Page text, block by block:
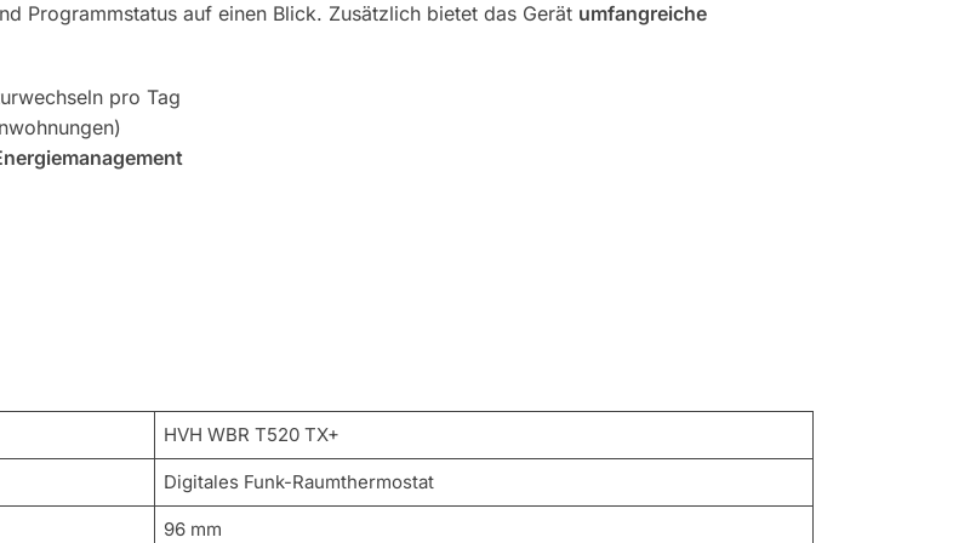
Programmstatus auf einen Blick. Zusätzlich bietet das Gerät umfangreiche
pro Tag
HVH WBR T520 TX+
Digitales Funk-Raumthermostat
96 mm